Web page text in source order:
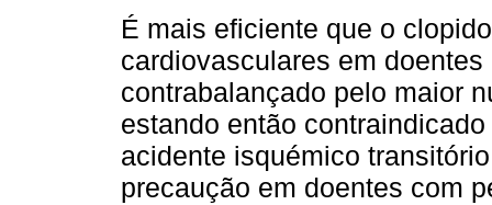
É mais eﬁciente que o
cardiovasculares em
contrabalançado pelo maior
estando então
acidente isquémico
precaução em doentes com